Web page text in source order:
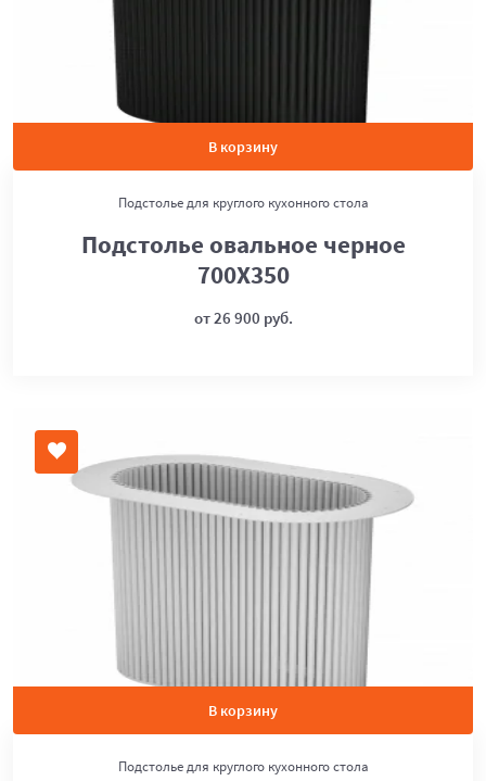
В корзину
Подстолье для круглого кухонного стола
Подстолье овальное черное
700Х350
от 26 900 руб.
В корзину
Подстолье для круглого кухонного стола